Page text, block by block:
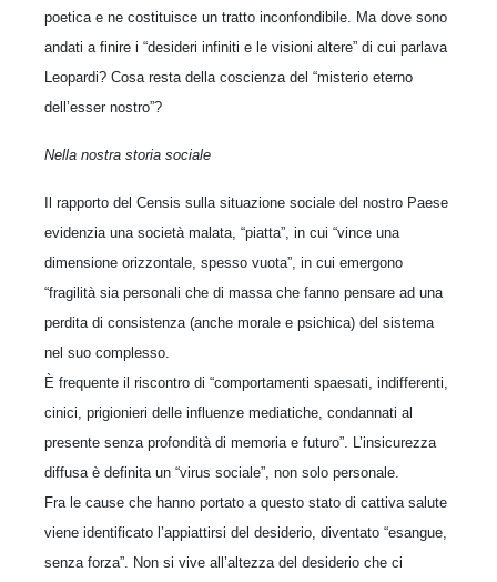
poetica e ne costituisce un tratto inconfondibile. Ma dove sono
andati a finire i “desideri infiniti e le visioni altere” di cui parlava
Leopardi? Cosa resta della coscienza del “misterio eterno
dell’esser nostro”?
Nella nostra storia sociale
Il rapporto del Censis sulla situazione sociale del nostro Paese
evidenzia una società malata, “piatta”, in cui “vince una
dimensione orizzontale, spesso vuota”, in cui emergono
“fragilità sia personali che di massa che fanno pensare ad una
perdita di consistenza (anche morale e psichica) del sistema
nel suo complesso.
È frequente il riscontro di “comportamenti spaesati, indifferenti,
cinici, prigionieri delle influenze mediatiche, condannati al
presente senza profondità di memoria e futuro”. L’insicurezza
diffusa è definita un “virus sociale”, non solo personale.
Fra le cause che hanno portato a questo stato di cattiva salute
viene identificato l’appiattirsi del desiderio, diventato “esangue,
senza forza”. Non si vive all’altezza del desiderio che ci